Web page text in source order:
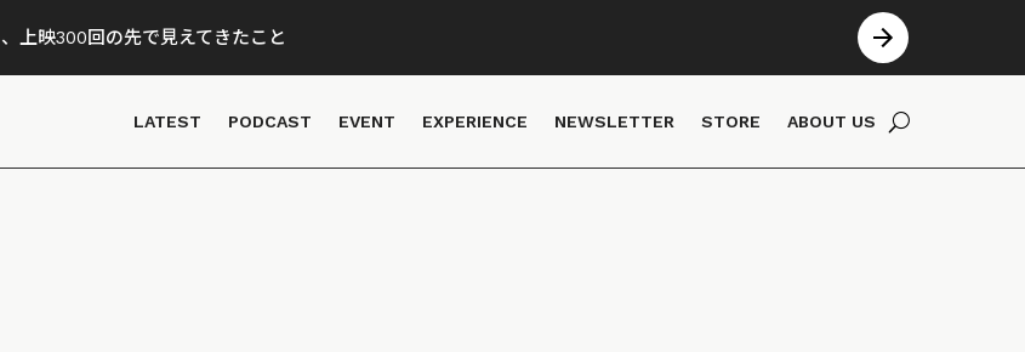
上映300回の先で見えてきたこと
LATEST PODCAST EVENT EXPERIENCE NEWSLETTER STORE ABOUT US